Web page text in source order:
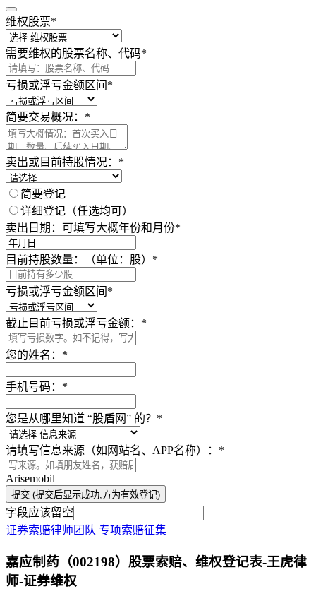
维权股票*
需要维权的股票名称、代码*
亏损或浮亏金额区间 *
简要交易概况： *
卖出或目前持股情况： *
简要登记
详细登记（任选均可）
卖出日期：可填写大概年份和月份*
目前持股数量：（单位：股） *
亏损或浮亏金额区间 *
截止目前亏损或浮亏金额： *
您的姓名： *
手机号码： *
您是从哪里知道 “股盾网” 的？ *
请填写信息来源（如网站名、APP名称）： *
Arisemobil
提交 (提交后显示成功,方为有效登记)
字段应该留空
证券索赔律师团队 专项索赔征集
嘉应制药（002198）股票索赔、维权登记表-王虎律
师-证券维权